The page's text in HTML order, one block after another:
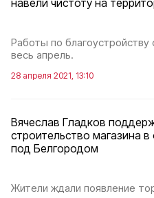
Работы по
весь апрель.
28 апреля 2021, 13:10
Вячеслав Гладков
строительство магазина в
под Белгородом
Жители ждали появление